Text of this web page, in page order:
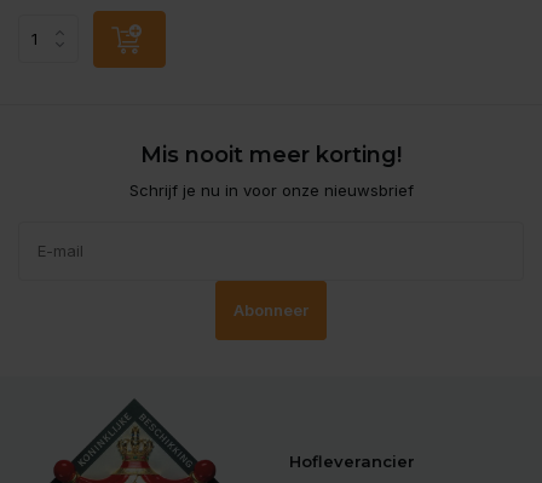
Mis nooit meer korting!
Schrijf je nu in voor onze nieuwsbrief
Abonneer
Hofleverancier